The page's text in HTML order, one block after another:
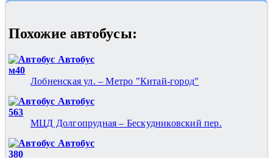
Похожие автобуcы:
Автобус
м40
Лобненская ул. – Метро "Китай-город"
Автобус
563
МЦД Долгопрудная – Бескудниковский пер.
Автобус
380